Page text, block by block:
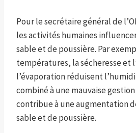
Pour le secrétaire général de
les activités humaines
sable et de poussière. Par
températures, la sécheresse et
l’évaporation réduisent
combiné à une mauvaise
contribue à une augmentation
sable et de poussière.